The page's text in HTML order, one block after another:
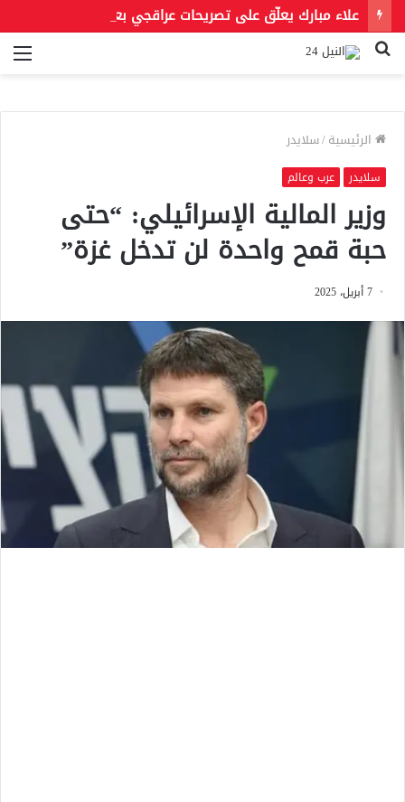
بحث
الرئيسية/سلايدر
سلايدر عرب وعالم
وزير المالية الإسرائيلي: “حتى
حبة قمح واحدة لن تدخل غزة”
7 أبريل، 2025